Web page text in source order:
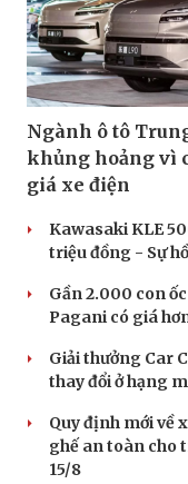
Ngành ô tô
khủng hoảng vì
giá xe điện
Kawasaki KLE
triệu đồng - Sự
Gần 2.000 con
Pagani có giá
Giải thưởng Car
thay đổi ở hạng
Quy định mới về
ghế an toàn cho
15/8